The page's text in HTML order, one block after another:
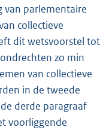
van parlementaire
collectieve
dit wetsvoorstel tot
zo min
van collectieve
in de tweede
derde paragraaf
voorliggende